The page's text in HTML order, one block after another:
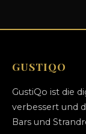
GUSTIQO
GustiQo ist die
verbessert und
Bars und